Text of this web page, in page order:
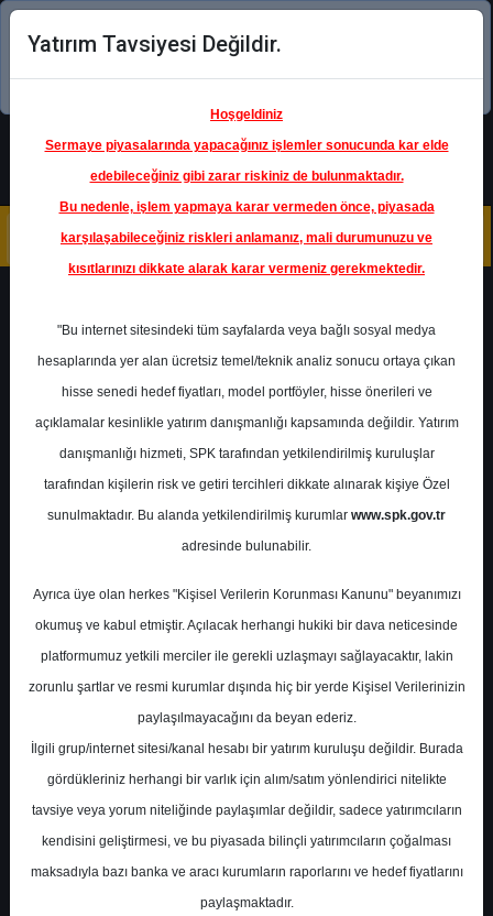
Şimdi uygulamayı indirin!
ARCLK- ARÇELİK A.Ş.
Hedef Fiyat 130.00 ₺
Getiri
%32.79
0 0
En Yüksek Tahmin
Ortalama Fiyat Tahmini
Yatırım Tavsiyesi Değildir.
Hoşgeldiniz
Sermaye piyasalarında yapacağınız işlemler sonucunda kar elde
edebileceğiniz gibi zarar riskiniz de bulunmaktadır.
Bu nedenle, işlem yapmaya karar vermeden önce, piyasada
karşılaşabileceğiniz riskleri anlamanız, mali durumunuzu ve
kısıtlarınızı dikkate alarak karar vermeniz gerekmektedir.
"Bu internet sitesindeki tüm sayfalarda veya bağlı sosyal medya
hesaplarında yer alan ücretsiz temel/teknik analiz sonucu ortaya çıkan
hisse senedi hedef fiyatları, model portföyler, hisse önerileri ve
açıklamalar kesinlikle yatırım danışmanlığı kapsamında değildir. Yatırım
danışmanlığı hizmeti, SPK tarafından yetkilendirilmiş kuruluşlar
tarafından kişilerin risk ve getiri tercihleri dikkate alınarak kişiye Özel
sunulmaktadır. Bu alanda yetkilendirilmiş kurumlar www.spk.gov.tr
adresinde bulunabilir.
Ayrıca üye olan herkes "Kişisel Verilerin Korunması Kanunu" beyanımızı
okumuş ve kabul etmiştir. Açılacak herhangi hukiki bir dava neticesinde
platformumuz yetkili merciler ile gerekli uzlaşmayı sağlayacaktır, lakin
zorunlu şartlar ve resmi kurumlar dışında hiç bir yerde Kişisel Verilerinizin
paylaşılmayacağını da beyan ederiz.
İlgili grup/internet sitesi/kanal hesabı bir yatırım kuruluşu değildir. Burada
gördükleriniz herhangi bir varlık için alım/satım yönlendirici nitelikte
tavsiye veya yorum niteliğinde paylaşımlar değildir, sadece yatırımcıların
kendisini geliştirmesi, ve bu piyasada bilinçli yatırımcıların çoğalması
maksadıyla bazı banka ve aracı kurumların raporlarını ve hedef fiyatlarını
paylaşmaktadır.